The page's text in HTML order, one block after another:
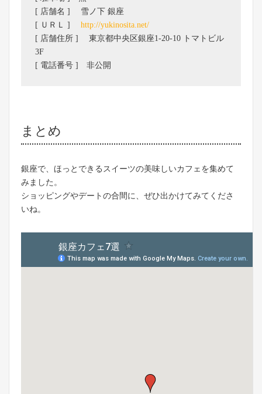
[ 店舗名 ] 雪ノ下 銀座
[ ＵＲＬ ] http://yukinosita.net/
[ 店舗住所 ] 東京都中央区銀座1-20-10 トマトビル
3F
[ 電話番号 ] 非公開
まとめ
銀座で、ほっとできるスイーツの美味しいカフェを集めて
みました。
ショッピングやデートの合間に、ぜひ出かけてみてくださ
いね。